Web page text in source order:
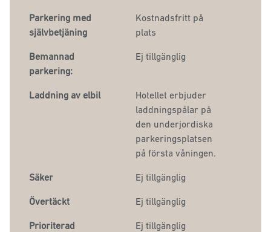
Parkering med
självbetjäning
Kostnadsfritt på
plats
Bemannad
parkering:
Ej tillgänglig
Laddning av elbil Hotellet erbjuder
laddningspålar på
den underjordiska
parkeringsplatsen
på första våningen.
Säker Ej tillgänglig
Övertäckt Ej tillgänglig
Prioriterad
Ej tillgänglig